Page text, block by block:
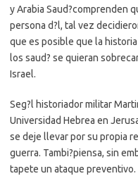
y Arabia Saud?comprenden
persona d?l, tal vez
que es posible que la historia
los saud? se quieran
Israel.
Seg?l historiador militar
Universidad Hebrea en
se deje llevar por su propia
guerra. Tambi?piensa, sin
tapete un ataque preventivo.